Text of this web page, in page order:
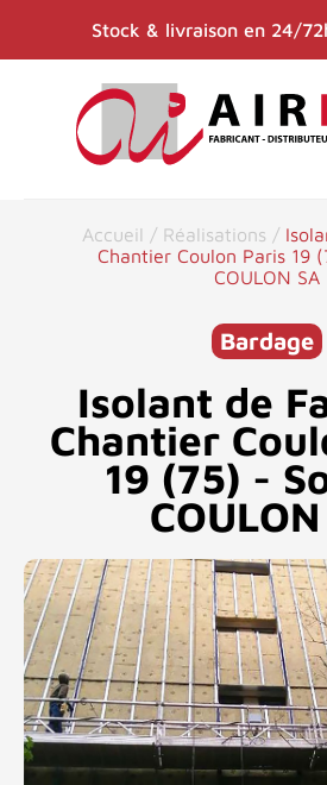
Stock & livraison en 24/
Accueil / Réalisations /
Chantier Coulon Paris 19
COULON SA
Bardage
Isolant de
Chantier
19 (75) -